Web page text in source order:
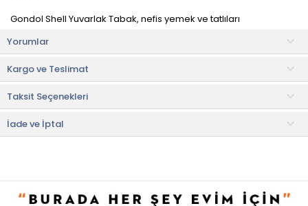
Gondol Shell Yuvarlak Tabak, nefis yemek ve tatlıları
kullanışlı yapısı ile sizler için tasarlanmıştır.
Son dönemlerde sunumları vazgeçilmez şık detayları arasında
yer alan bu tabaklar masalarınızı renklendirecektir.
Günümüz dünyasının hızla değişen trendlerine uygun olarak her
geçen gün sayısı hızla artan bu ürünlerimiz, sizler için güzel bir
hediye seçeneği olacaktır.
• Bulaşık makinesinde 50°C'de yıkanabilir.
Yorumlar
Kargo ve Teslimat
Taksit Seçenekleri
İade ve İptal